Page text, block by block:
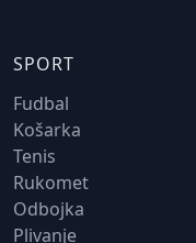
SPORT
Fudbal
Košarka
Tenis
Rukomet
Odbojka
Plivanje